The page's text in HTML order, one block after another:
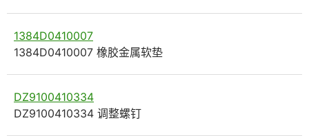
1384D0410007
1384D0410007 橡胶金属软垫
DZ9100410334
DZ9100410334 调整螺钉